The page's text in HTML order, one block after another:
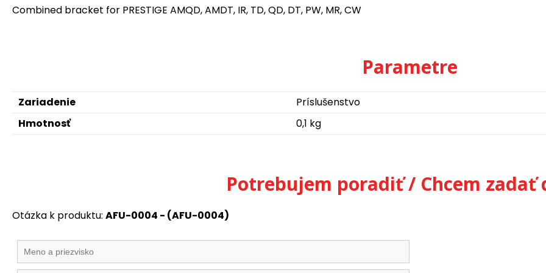
Combined bracket for PRESTIGE AMQD, AMDT, IR, TD, QD, DT, PW, MR, CW
Parametre
Zariadenie
Príslušenstvo
Hmotnosť
0,1 kg
Potrebujem poradiť / Chcem zadať
Otázka k produktu: AFU-0004 - (AFU-0004)